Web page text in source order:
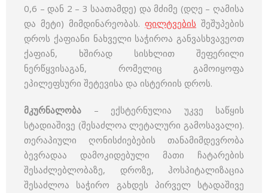
0,6 – დან 2 – 3 საათამდე) და მძიმე (დღე – ღამისა
და მეტი) მიმდინარეობას. ფილტვების შეშუპების
დროს ქაფიანი ნახველი საჭიროა განვასხვავეოთ
ქაფიან, ხშირად სისხლით შეფერილი
ნერწყვისაგან, რომელიც გამოიყოფა
ეპილეფსური შეტევისა და ისტერიის დროს.
მკურნალობა – ექსტერნულია უკვე საწყის
სტადიაშივე (შესაძლოა ლეტალური გამოსავალი).
თერაპიული ღონისძიებების თანამიმდევრობა
ბევრადაა დამოკიდებული მათი ჩატარების
შესაძლებლობაზე, დროზე, ჰოსპიტალიზაცია
შესაძლოა საჭირო გახდეს პირველ სტადაშივე